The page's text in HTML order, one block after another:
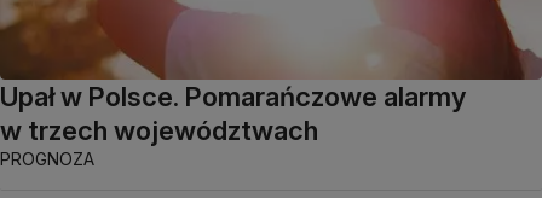
Upał w Polsce. Pomarańczowe alarmy
w trzech województwach
PROGNOZA